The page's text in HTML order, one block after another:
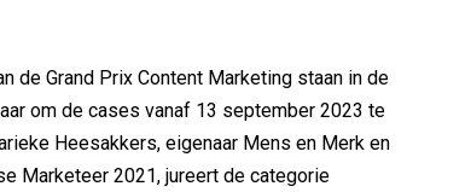
de Grand Prix Content Marketing staan in de
om de cases vanaf 13 september 2023 te
Heesakkers, eigenaar Mens en Merk en
Marketeer 2021, jureert de categorie
Groene...
Studenten filteren sigaret uit iconen